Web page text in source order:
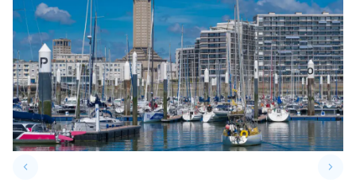
keyboard_arrow_leftPrevious slide keyboard_arrow_right